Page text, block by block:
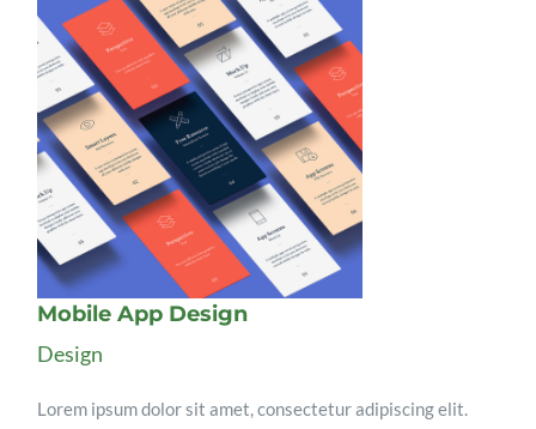
Mobile App Design
Design
Lorem ipsum dolor sit amet, consectetur adipiscing elit.